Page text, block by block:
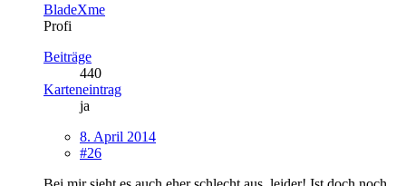
BladeXme
Profi
Beiträge
440
Karteneintrag
ja
8. April 2014
#26